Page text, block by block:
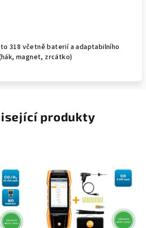
318 včetně baterií a adaptabilního
magnet, zrcátko)
produkty